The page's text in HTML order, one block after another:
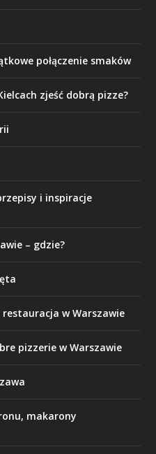
połączenie smaków
zjeść dobrą pizze?
i inspiracje
– gdzie?
restauracja w Warszawie
pizzerie w Warszawie
makarony